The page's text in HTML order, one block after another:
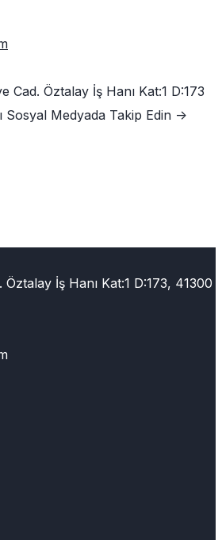
Cad. Öztalay İş Hanı Kat:1 D:173
Sosyal Medyada Takip Edin ->
İş Hanı Kat:1 D:173, 41300